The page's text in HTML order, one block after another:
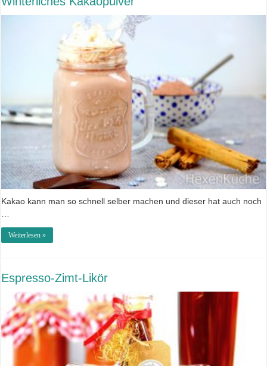
Kakao kann man so schnell selber machen und dieser hat auch noch
…
Weiterlesen »
Espresso-Zimt-Likör